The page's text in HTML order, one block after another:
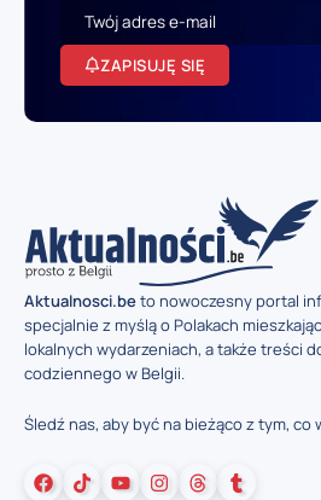
ZAPISUJĘ SIĘ
Aktualnosci.beto nowoczesny portal
specjalnie z myślą o Polakach
lokalnych wydarzeniach, a także treści
codziennego w Belgii.
Śledź nas, aby być na bieżąco z tym, co